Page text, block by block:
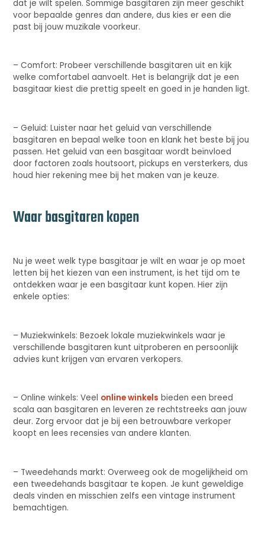
dat je wilt spelen. Sommige basgitaren zijn meer geschikt
voor bepaalde genres dan andere, dus kies er een die
past bij jouw muzikale voorkeur.
– Comfort: Probeer verschillende basgitaren uit en kijk
welke comfortabel aanvoelt. Het is belangrijk dat je een
basgitaar kiest die prettig speelt en goed in je handen ligt.
– Geluid: Luister naar het geluid van verschillende
basgitaren en bepaal welke toon en klank het beste bij jou
passen. Het geluid van een basgitaar wordt beïnvloed
door factoren zoals houtsoort, pickups en versterkers, dus
houd hier rekening mee bij het maken van je keuze.
Waar basgitaren kopen
Nu je weet welk type basgitaar je wilt en waar je op moet
letten bij het kiezen van een instrument, is het tijd om te
ontdekken waar je een basgitaar kunt kopen. Hier zijn
enkele opties:
– Muziekwinkels: Bezoek lokale muziekwinkels waar je
verschillende basgitaren kunt uitproberen en persoonlijk
advies kunt krijgen van ervaren verkopers.
– Online winkels: Veel online winkels bieden een breed
scala aan basgitaren en leveren ze rechtstreeks aan jouw
deur. Zorg ervoor dat je bij een betrouwbare verkoper
koopt en lees recensies van andere klanten.
– Tweedehands markt: Overweeg ook de mogelijkheid om
een tweedehands basgitaar te kopen. Je kunt geweldige
deals vinden en misschien zelfs een vintage instrument
bemachtigen.